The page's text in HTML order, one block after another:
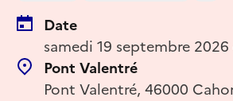
Date
samedi 19 septembre
Pont Valentré
Pont Valentré, 46000